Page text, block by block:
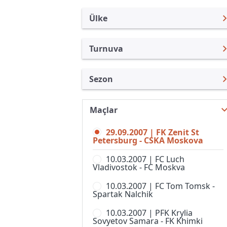
Ülke
Rusya
Türkiye
Uluslararası
Uluslararası Kulüpler
Turkiye
İngiltere
Almanya Amatör
Fransa
Turnuva
Rusya Kupası
Süper Kupa
2. Liga, Division A
2. Liga, Division B, Grup 1
2. Liga, Division B, Grup 3
2. Liga, Division B, Grup 4
Sezon
Premier Lig 26/27
Premier Lig 25/26
Premier Lig 24/25
Premier Lig 23/24
Premier Lig 22/23
Premier Lig 21/22
Maçlar
29.09.2007 | FK Zenit St
Petersburg - CSKA Moskova
10.03.2007 | FC Luch
Vladivostok - FC Moskva
10.03.2007 | FC Tom Tomsk -
Spartak Nalchik
10.03.2007 | PFK Krylia
Sovyetov Samara - FK Khimki